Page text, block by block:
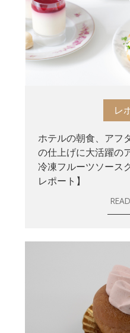
レ
ホテルの朝食、アフ
の仕上げに大活躍の
冷凍フルーツソース
レポート】